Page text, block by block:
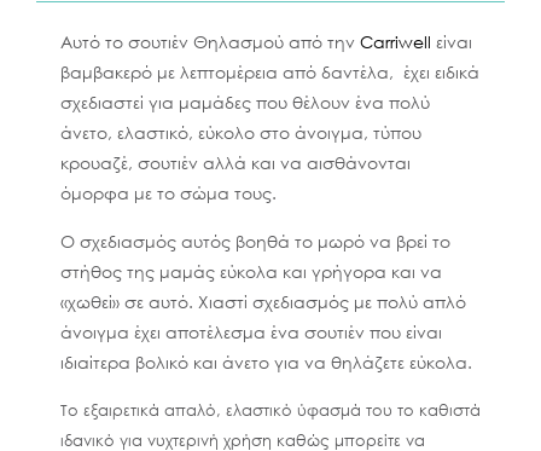
Αυτό το σουτιέν Θηλασμού από την Carriwell είναι
βαμβακερό με λεπτομέρεια από δαντέλα, έχει ειδικά
σχεδιαστεί για μαμάδες που θέλουν ένα πολύ
άνετο, ελαστικό, εύκολο στο άνοιγμα, τύπου
κρουαζέ, σουτιέν αλλά και να αισθάνονται
όμορφα με το σώμα τους.
Ο σχεδιασμός αυτός βοηθά το μωρό να βρεί το
στήθος της μαμάς εύκολα και γρήγορα και να
«χωθεί» σε αυτό. Χιαστί σχεδιασμός με πολύ απλό
άνοιγμα έχει αποτέλεσμα ένα σουτιέν που είναι
ιδιαίτερα βολικό και άνετο για να θηλάζετε εύκολα.
Το εξαιρετικά απαλό, ελαστικό ύφασμά του το καθιστά
ιδανικό για νυχτερινή χρήση καθώς μπορείτε να